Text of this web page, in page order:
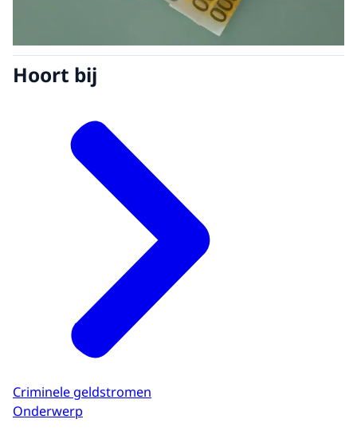
Hoort bij
Criminele geldstromen
Onderwerp